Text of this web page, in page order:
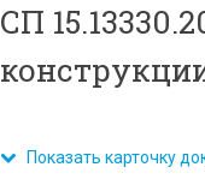
СП
Показать карточку